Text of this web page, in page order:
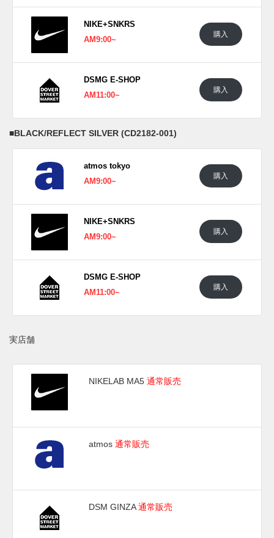
NIKE+SNKRS
AM9:00~
購入
DSMG E-SHOP
AM11:00~
購入
■BLACK/REFLECT SILVER (CD2182-001)
atmos tokyo
AM9:00~
購入
NIKE+SNKRS
AM9:00~
購入
DSMG E-SHOP
AM11:00~
購入
実店舗
NIKELAB MA5 通常販売
atmos 通常販売
DSM GINZA通常販売